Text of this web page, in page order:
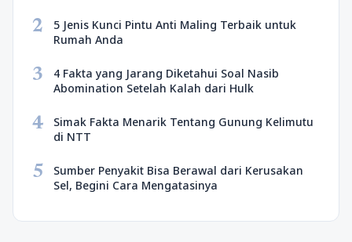
2
5 Jenis Kunci Pintu Anti Maling Terbaik untuk
Rumah Anda
3
4 Fakta yang Jarang Diketahui Soal Nasib
Abomination Setelah Kalah dari Hulk
4
Simak Fakta Menarik Tentang Gunung Kelimutu
di NTT
5
Sumber Penyakit Bisa Berawal dari Kerusakan
Sel, Begini Cara Mengatasinya